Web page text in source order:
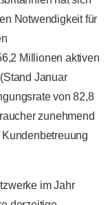
Notwendigkeit für
Millionen aktiven
Januar
von 82,8
zunehmend
im Jahr